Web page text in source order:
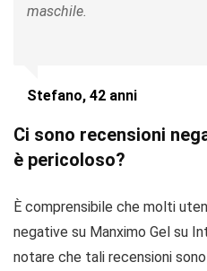
maschile.
Stefano, 42 anni
Ci sono recensioni
è pericoloso?
È comprensibile che molti
negative su Manximo Gel su
notare che tali recensioni